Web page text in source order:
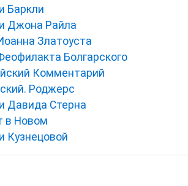
Баркли
Джона Райла
Златоуста
Болгарского
Комментарий
Роджерс
Давида Стерна
в Новом
Кузнецовой